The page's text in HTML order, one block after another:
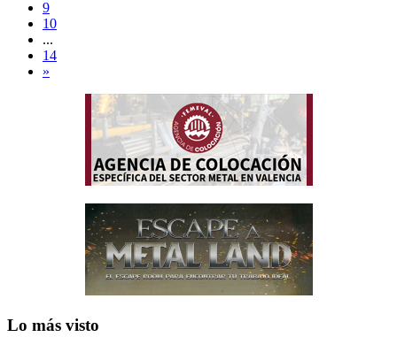
9
10
...
14
»
Lo más visto